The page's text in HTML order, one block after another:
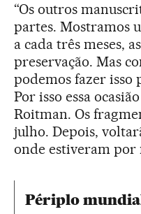
“Os outros
partes. Mostramos
a cada três meses,
preservação. Mas
podemos fazer isso
Por isso essa
Roitman. Os
julho. Depois,
onde estiveram por
Périplo